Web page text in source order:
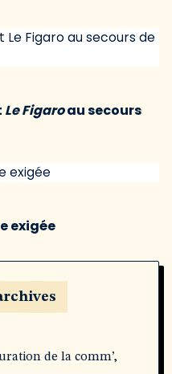
Le Figaroau secours
exigée
de la comm’,